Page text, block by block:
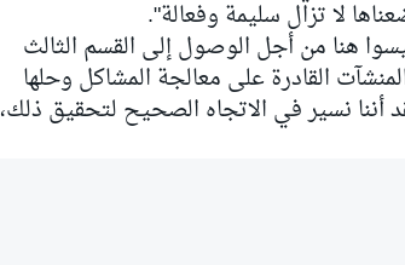
لا تزال سليمة وفعالة".
هنا من أجل الوصول إلى القسم الثالث
القادرة على معالجة المشاكل وحلها
أننا نسير في الاتجاه الصحيح لتحقيق ذلك،